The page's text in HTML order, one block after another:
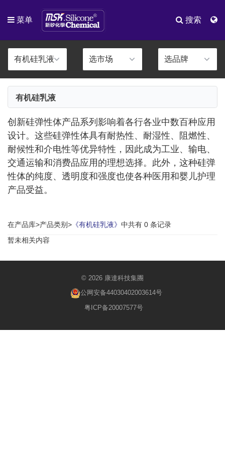
菜单 搜索
有机硅乳液
创新硅弹性体产品系列影响着各行各业中数百种应用
设计。这些硅弹性体具有耐热性、耐湿性、阻燃性、
耐候性和介电性等优异特性，因此成为工业、输电、
交通运输和消费品应用的理想选择。此外，这种硅弹
性体的纯度、透明度和强度也使各种医用和婴儿护理
产品受益。
在产品库>产品类别> 《有机硅乳液》 中共有 0 条记录
暂未相关内容
© 2026 康達科技集團
公网安备44030402003614号
粤ICP备20007577号